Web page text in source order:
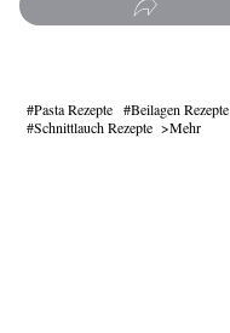
Pasta Rezepte Beilagen Rezepte
Schnittlauch Rezepte
Mehr